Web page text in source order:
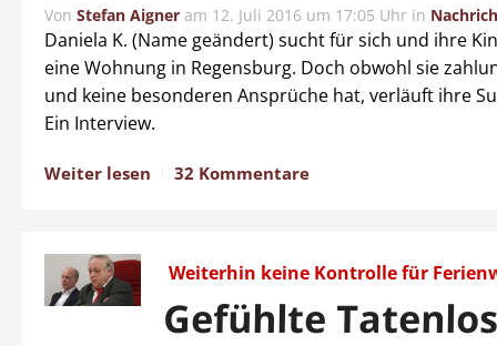
Von Stefan Aigner am 12. Juli 2016 um 17:05 Uhr in
Daniela K. (Name geändert) sucht für sich und ihre
eine Wohnung in Regensburg. Doch obwohl sie
und keine besonderen Ansprüche hat, verläuft ihre
Ein Interview.
Weiter lesen 32 Kommentare
Weiterhin keine Kontrolle für
Gefühlte